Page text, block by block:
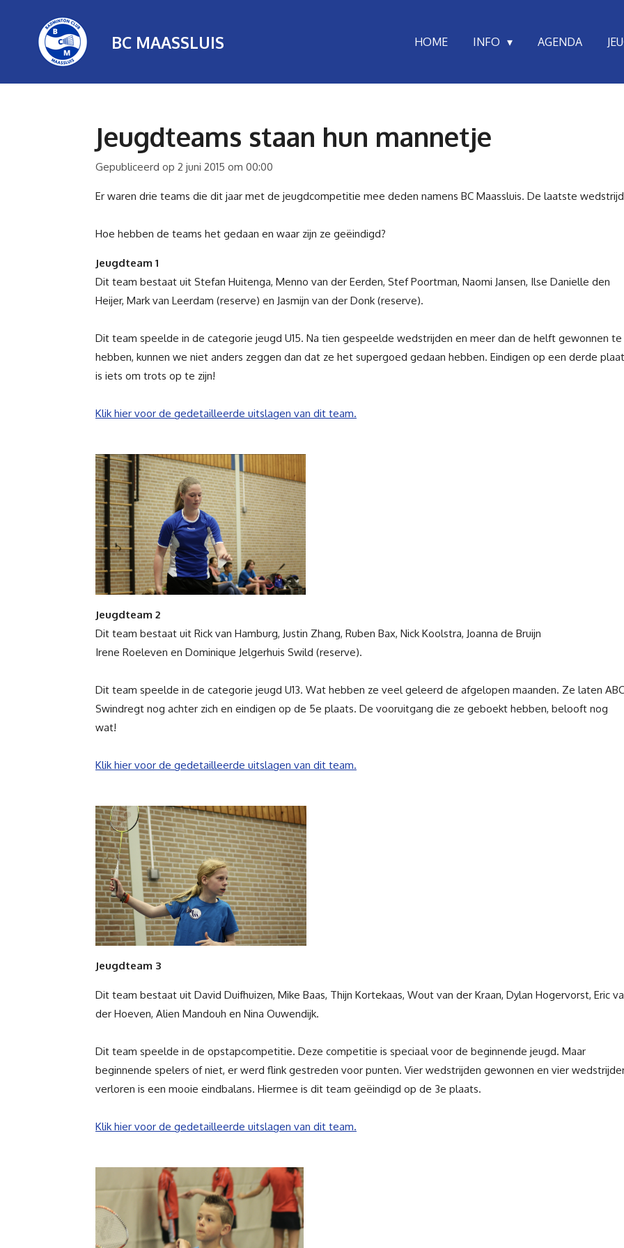
BC MAASSLUIS HOME INFO AGENDA
Jeugdteams staan hun mannetje
Gepubliceerd op 2 juni 2015 om 00:00
Er waren drie teams die dit jaar met de jeugdcompetitie mee deden namens BC Maassluis. De laatste
Hoe hebben de teams het gedaan en waar zijn ze geëindigd?
Jeugdteam 1
Dit team bestaat uit Stefan Huitenga, Menno van der Eerden, Stef Poortman, Naomi Jansen, Ilse Danielle den
Heijer, Mark van Leerdam (reserve) en Jasmijn van der Donk (reserve).
Dit team speelde in de categorie jeugd U15. Na tien gespeelde wedstrijden en meer dan de helft gewonnen te
hebben, kunnen we niet anders zeggen dan dat ze het supergoed gedaan hebben. Eindigen op een derde
is iets om trots op te zijn!
Klik hier voor de gedetailleerde uitslagen van dit team.
Jeugdteam 2
Dit team bestaat uit Rick van Hamburg, Justin Zhang, Ruben Bax, Nick Koolstra, Joanna de Bruijn
Irene Roeleven en Dominique Jelgerhuis Swild (reserve).
Dit team speelde in de categorie jeugd U13. Wat hebben ze veel geleerd de afgelopen maanden. Ze laten ABC
Swindregt nog achter zich en eindigen op de 5e plaats. De vooruitgang die ze geboekt hebben, belooft nog
wat!
Klik hier voor de gedetailleerde uitslagen van dit team.
Jeugdteam 3
Dit team bestaat uit David Duifhuizen, Mike Baas, Thijn Kortekaas, Wout van der Kraan, Dylan Hogervorst, Eric
der Hoeven, Alien Mandouh en Nina Ouwendijk.
Dit team speelde in de opstapcompetitie. Deze competitie is speciaal voor de beginnende jeugd. Maar
beginnende spelers of niet, er werd flink gestreden voor punten. Vier wedstrijden gewonnen en vier
verloren is een mooie eindbalans. Hiermee is dit team geëindigd op de 3e plaats.
Klik hier voor de gedetailleerde uitslagen van dit team.